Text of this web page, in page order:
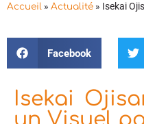
Accueil » Actualité » Isekai
Facebook
Isekai